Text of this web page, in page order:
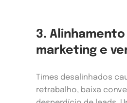
3.
marketing e
Times desalinhados
retrabalho, baixa